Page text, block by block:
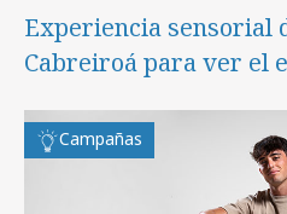
Experiencia sensorial
Cabreiroá para ver el
Campañas